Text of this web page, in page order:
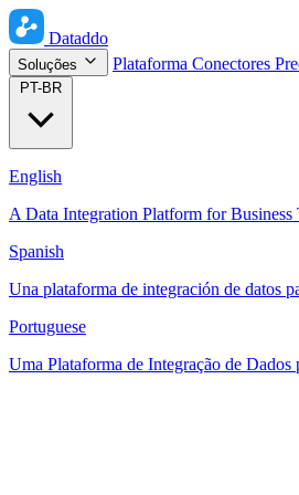
Dataddo
Soluções Plataforma Conectores
PT-BR
English
A Data Integration Platform for Business
Spanish
Una plataforma de integración de datos
Portuguese
Uma Plataforma de Integração de Dados